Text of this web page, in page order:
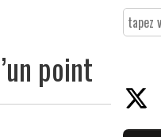
point